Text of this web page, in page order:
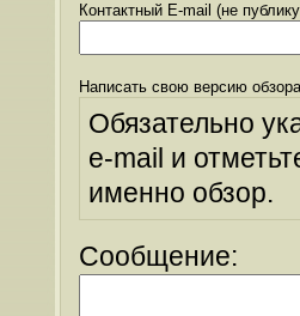
Контактный E-mail (не
Написать свою версию
Обязательно
e-mail и
именно обзор.
Сообщение: